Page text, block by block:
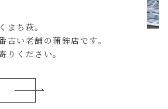
まち萩。
古い老舗の蒲鉾店です。
りください。